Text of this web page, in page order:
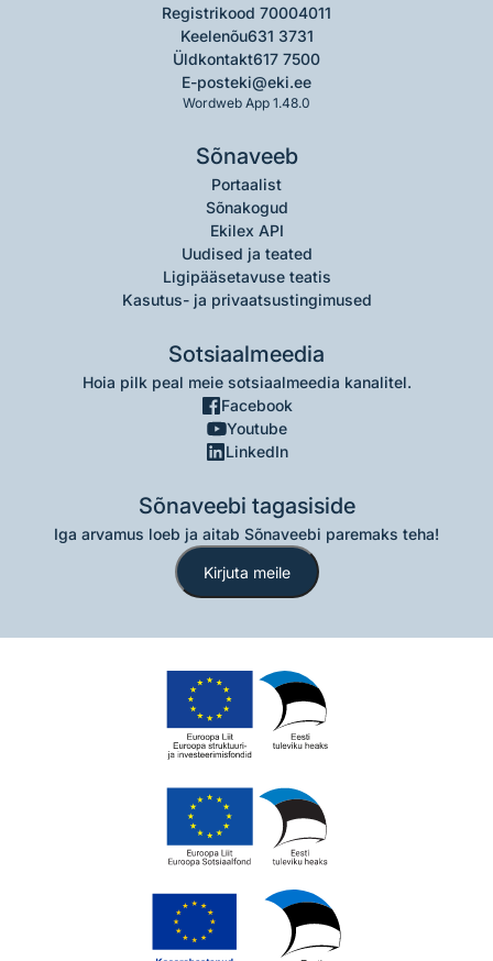
Registrikood 70004011
Keelenõu631 3731
Üldkontakt617 7500
E-posteki@eki.ee
Wordweb App 1.48.0
Sõnaveeb
Portaalist
Sõnakogud
Ekilex API
Uudised ja teated
Ligipääsetavuse teatis
Kasutus- ja privaatsustingimused
Sotsiaalmeedia
Hoia pilk peal meie sotsiaalmeedia kanalitel.
Facebook
Youtube
LinkedIn
Sõnaveebi tagasiside
Iga arvamus loeb ja aitab Sõnaveebi paremaks teha!
Kirjuta meile